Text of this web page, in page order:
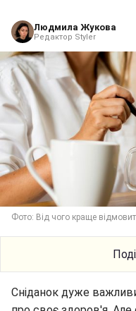
Людмила Жукова
Редактор Styler
Фото: Від чого краще
Сніданок дуже